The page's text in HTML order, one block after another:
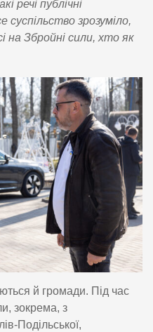
речі публічні
зрозуміло,
на Збройні сили, хто як
й громади. Під час
зокрема, з
Подільської,